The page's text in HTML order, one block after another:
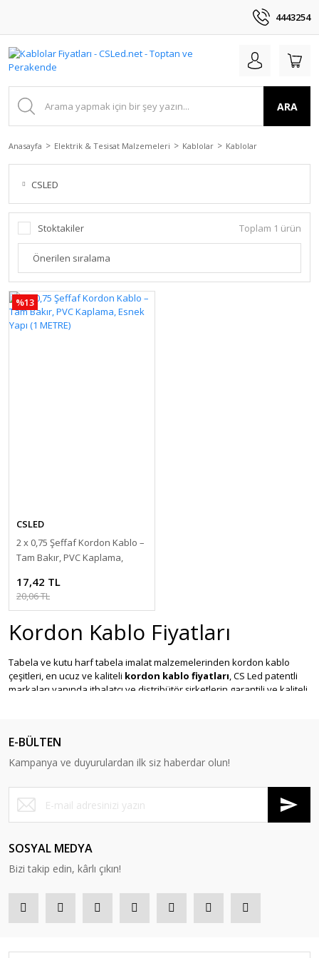
4443254
ARA
Anasayfa Elektrik & Tesisat Malzemeleri Kablolar Kablolar
CSLED
Stoktakiler Toplam 1 ürün
%13
CSLED
2 x 0,75 Şeffaf Kordon Kablo –
Tam Bakır, PVC Kaplama,
17,42 TL
20,06 TL
Kordon Kablo Fiyatları
Tabela ve kutu harf tabela imalat malzemelerinden kordon kablo
çeşitleri, en ucuz ve kaliteli kordon kablo fiyatları, CS Led patentli
markaları yanında ithalatçı ve distribütör şirketlerin garantili ve kaliteli
Sitemizde kayan yazı led tabela ekipmanları, kutu harf tabela
imalatında kullanılan tüm kablo çeşitleri mevcuttur. 100'er metrelik
model, renk ve çeşitli değerlerine ulaşabilir, detaylı özelliklerini
karşılaştırabilirsiniz. 10'dan fazla kordon kablo çeşidi en uygun
fiyatlarla sektörün inovasyonda öncü şirketi Cs Led Teknolojileri
E-BÜLTEN
Kampanya ve duyurulardan ilk siz haberdar olun!
SOSYAL MEDYA
Bizi takip edin, kârlı çıkın!